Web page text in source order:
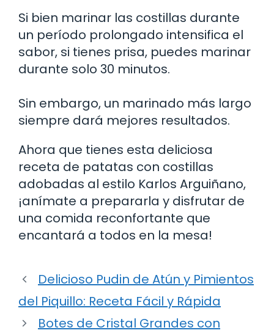
Si bien marinar las costillas durante
un período prolongado intensifica el
sabor, si tienes prisa, puedes marinar
durante solo 30 minutos.
Sin embargo, un marinado más largo
siempre dará mejores resultados.
Ahora que tienes esta deliciosa
receta de patatas con costillas
adobadas al estilo Karlos Arguiñano,
¡anímate a prepararla y disfrutar de
una comida reconfortante que
encantará a todos en la mesa!
Delicioso Pudin de Atún y Pimientos
del Piquillo: Receta Fácil y Rápida
Botes de Cristal Grandes con